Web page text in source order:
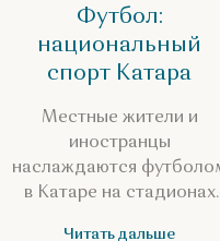
Футбол:
национальный
спорт Катара
Местные жители и
иностранцы
наслаждаются
в Катаре на стадионах
Читать дальше